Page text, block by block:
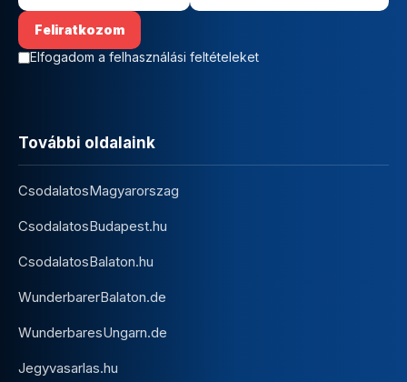
Elfogadom a felhasználási feltételeket
További oldalaink
CsodalatosMagyarorszag
CsodalatosBudapest.hu
CsodalatosBalaton.hu
WunderbarerBalaton.de
WunderbaresUngarn.de
Jegyvasarlas.hu